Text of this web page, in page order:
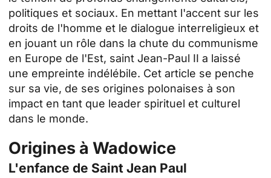
politiques et sociaux. En mettant l'accent sur les
droits de l'homme et le dialogue interreligieux et
en jouant un rôle dans la chute du communisme
en Europe de l'Est, saint Jean-Paul II a laissé
une empreinte indélébile. Cet article se penche
sur sa vie, de ses origines polonaises à son
impact en tant que leader spirituel et culturel
dans le monde.
Origines à Wadowice
L'enfance de Saint Jean Paul